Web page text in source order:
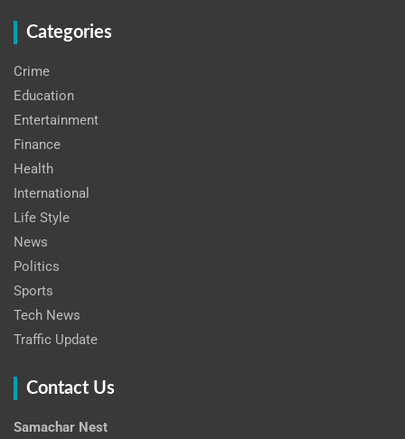
Categories
Crime
Education
Entertainment
Finance
Health
International
Life Style
News
Politics
Sports
Tech News
Traffic Update
Contact Us
Samachar Nest